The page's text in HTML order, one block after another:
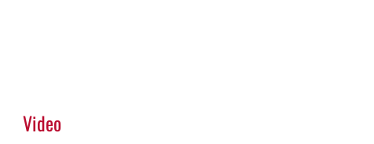
Video